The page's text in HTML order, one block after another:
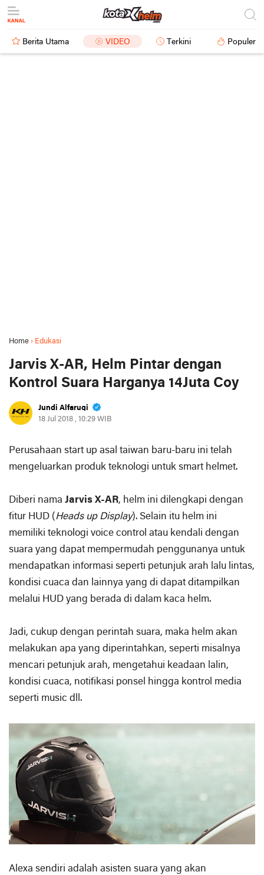
Berita Utama VIDEO Terkini Populer
Home › Edukasi
Jarvis X-AR, Helm Pintar dengan
Kontrol Suara Harganya 14Juta Coy
Jundi Alfaruqi
18 Jul 2018 , 10:29 WIB
Perusahaan start up asal taiwan baru-baru ini telah
mengeluarkan produk teknologi untuk smart helmet.
Diberi nama Jarvis X-AR, helm ini dilengkapi dengan
fitur HUD (Heads up Display). Selain itu helm ini
memiliki teknologi voice control atau kendali dengan
suara yang dapat mempermudah penggunanya untuk
mendapatkan informasi seperti petunjuk arah lalu lintas,
kondisi cuaca dan lainnya yang di dapat ditampilkan
melalui HUD yang berada di dalam kaca helm.
Jadi, cukup dengan perintah suara, maka helm akan
melakukan apa yang diperintahkan, seperti misalnya
mencari petunjuk arah, mengetahui keadaan lalin,
kondisi cuaca, notifikasi ponsel hingga kontrol media
seperti music dll.
Alexa sendiri adalah asisten suara yang akan